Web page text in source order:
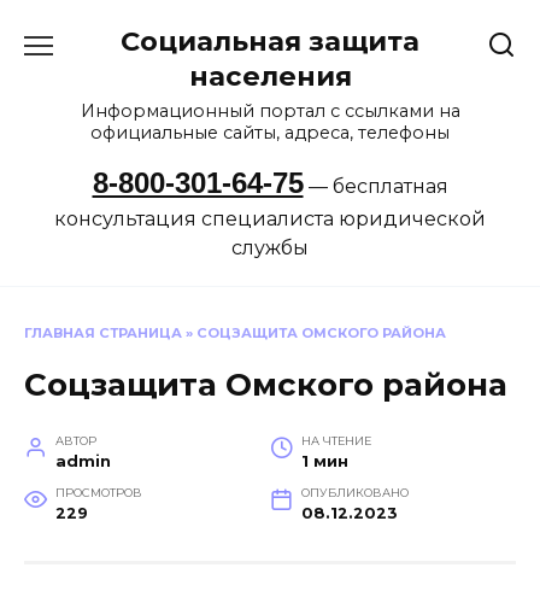
Социальная защита
населения
Информационный портал с ссылками на
официальные сайты, адреса, телефоны
8-800-301-64-75— бесплатная
консультация специалиста юридической
службы
ГЛАВНАЯ СТРАНИЦА » СОЦЗАЩИТА ОМСКОГО РАЙОНА
Соцзащита Омского района
АВТОР
admin
НА ЧТЕНИЕ
1 мин
ПРОСМОТРОВ
229
ОПУБЛИКОВАНО
08.12.2023